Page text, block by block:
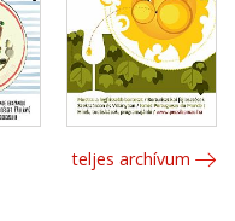
teljes archívum